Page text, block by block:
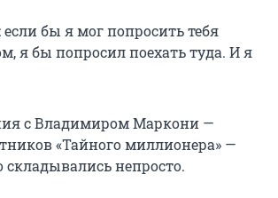
бы я мог попросить тебя
я бы попросил поехать туда. И я
с Владимиром Маркони —
«Тайного миллионера» —
складывались непросто.